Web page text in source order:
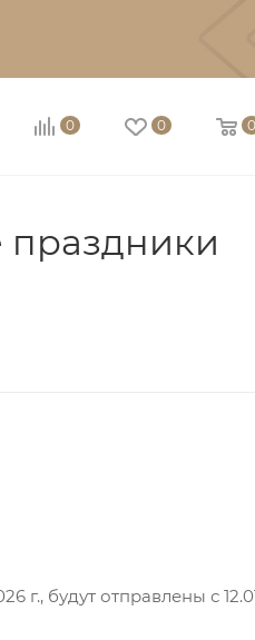
0 0 0
праздники
г., будут отправлены с